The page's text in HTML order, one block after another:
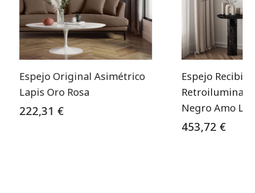
Espejo Original Asimétrico
Lapis Oro Rosa
222,31 €
Espejo
Negro Amo
453,72 €